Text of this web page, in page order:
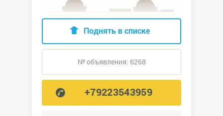
Поднять в списке
№ объявления: 6268
+79223543959